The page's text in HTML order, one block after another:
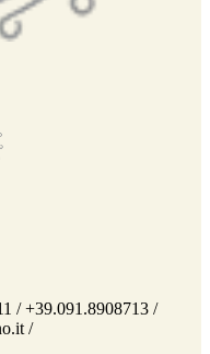
/ +39.091.8908713 /
/